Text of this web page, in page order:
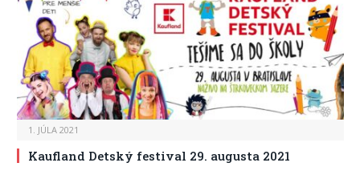
1. JÚLA 2021
Kaufland Detský festival 29. augusta 2021